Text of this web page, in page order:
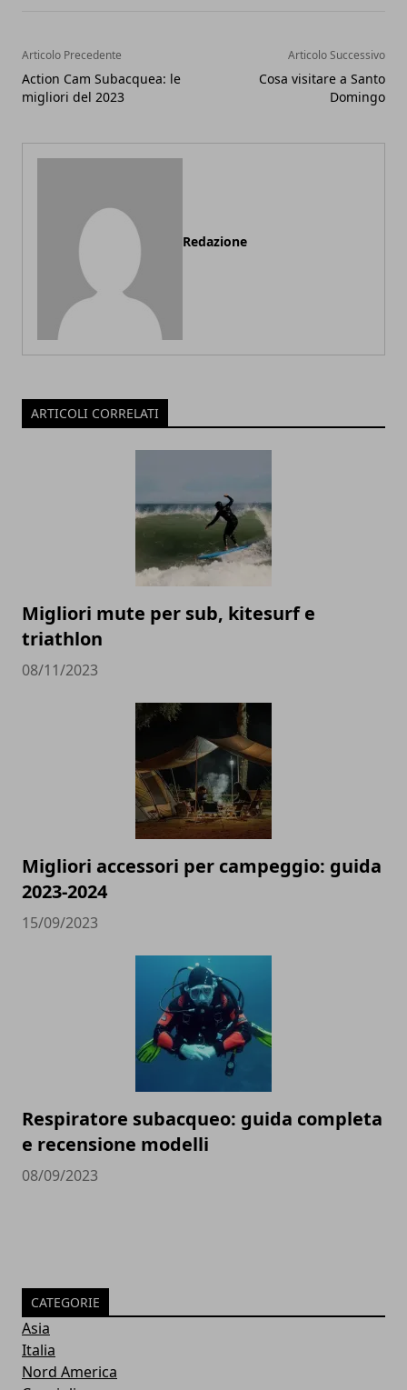
Articolo Precedente
Action Cam Subacquea: le
migliori del 2023
Articolo Successivo
Cosa visitare a Santo
Domingo
Redazione
ARTICOLI CORRELATI
Migliori mute per sub, kitesurf e
triathlon
08/11/2023
Migliori accessori per campeggio: guida
2023-2024
15/09/2023
Respiratore subacqueo: guida completa
e recensione modelli
08/09/2023
CATEGORIE
Asia
Italia
Nord America